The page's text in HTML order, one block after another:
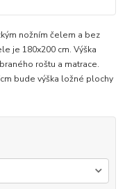
nožním čelem a bez
je 180x200 cm. Výška
roštu a matrace.
bude výška ložné plochy